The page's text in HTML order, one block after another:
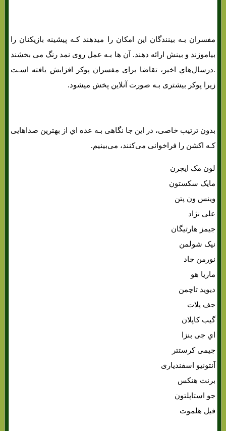
مفسران بـه بینندگان این امکان را میدهند کـه پیشینه بازیکنان را
بیاموزند و بینش ارائه دهند. آن ها بـه عمل روی نمد رنگ می بخشند
.درسال‌هاي‌ اخیر، تقاضا برای مفسران پوکر افزایش یافته اسـت
زیرا پوکر بیشتری بـه صورت آنلاین پخش میشود.
بدون ترتیب خاصی، در این جا نگاهی بـه عده اي از بهترین صداهایی
کـه اکشن را فراخوانی می‌کنند، می‌بینیم.
لون مک ایچرن
مایک سکستون
وینس ون پتن
علی نژاد
جیمز هارتیگان
نیک شولمن
نورمن چاد
ماریا هو
دیوید تاچمن
جف پلات
گیب کاپلان
اي جی بنزا
جیمی کرستتر
آنتونیو اسفندیاری
برنت هنکس
جو استاپلتون
فیل هلموت